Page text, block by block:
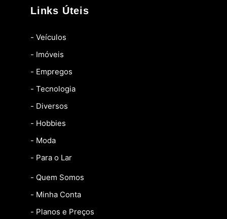
Links Úteis
- Veículos
- Imóveis
- Empregos
- Tecnologia
- Diversos
- Hobbies
- Moda
- Para o Lar
- Quem Somos
- Minha Conta
- Planos e Preços